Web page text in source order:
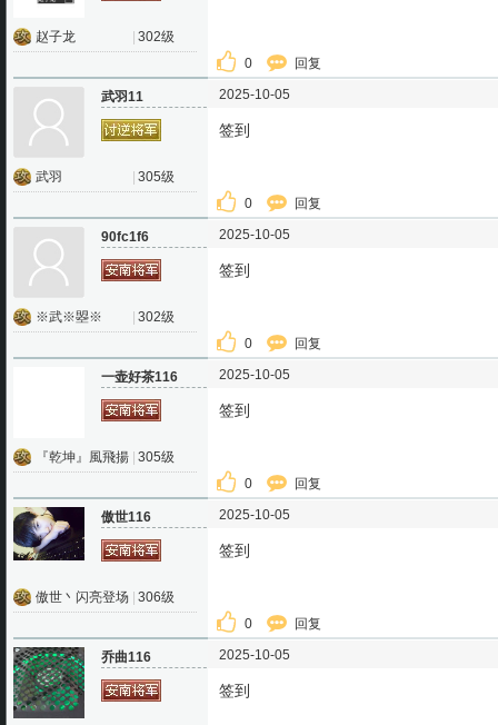
赵子龙 302级
0 回复
武羽11
武羽 305级
2025-10-05
签到
0 回复
90fc1f6
※武※曌※ 302级
2025-10-05
签到
0 回复
一壶好茶116
『乾坤』風飛揚 305级
2025-10-05
签到
0 回复
傲世116
傲世丶闪亮登场 306级
2025-10-05
签到
0 回复
乔曲116 2025-10-05
签到